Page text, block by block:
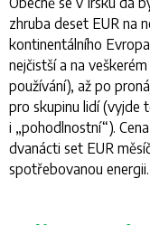
zhruba deset EUR na
kontinentálního
nejčistší a na
používání), až po
pro skupinu lidí (vyjde
i „pohodlnostní“).
dvanácti set EUR
spotřebovanou energii.